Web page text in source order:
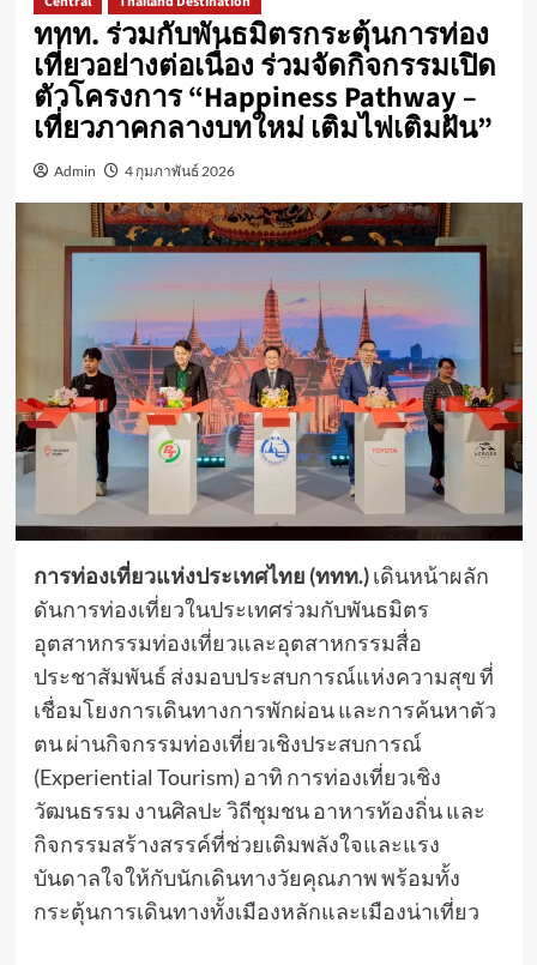
ททท. ร่วมกับพันธมิตรกระตุ้นการท่อง
เที่ยวอย่างต่อเนื่อง ร่วมจัดกิจกรรมเปิด
ตัวโครงการ “Happiness Pathway –
เที่ยวภาคกลางบทใหม่ เติมไฟเติมฝัน”
Admin 4 กุมภาพันธ์ 2026
การท่องเที่ยวแห่งประเทศไทย (ททท.)เดินหน้าผลัก
ดันการท่องเที่ยวในประเทศร่วมกับพันธมิตร
อุตสาหกรรมท่องเที่ยวและอุตสาหกรรมสื่อ
ประชาสัมพันธ์ ส่งมอบประสบการณ์แห่งความสุข ที่
เชื่อมโยงการเดินทางการพักผ่อน และการค้นหาตัว
ตน ผ่านกิจกรรมท่องเที่ยวเชิงประสบการณ์
(Experiential Tourism) อาทิ การท่องเที่ยวเชิง
วัฒนธรรม งานศิลปะ วิถีชุมชน อาหารท้องถิ่น และ
กิจกรรมสร้างสรรค์ที่ช่วยเติมพลังใจและแรง
บันดาลใจให้กับนักเดินทางวัยคุณภาพ พร้อมทั้ง
กระตุ้นการเดินทางทั้งเมืองหลักและเมืองน่าเที่ยว